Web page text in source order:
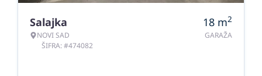
Salajka
NOVI SAD
ŠIFRA: #474082
18 m2
GARAŽA